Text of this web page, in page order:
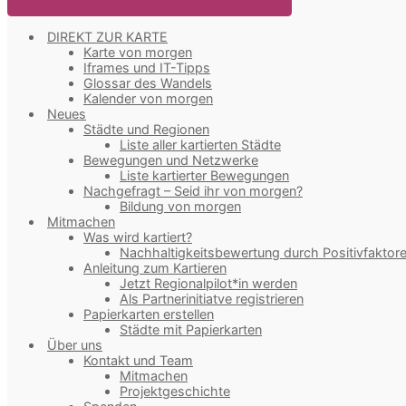
DIREKT ZUR KARTE
Karte von morgen
Iframes und IT-Tipps
Glossar des Wandels
Kalender von morgen
Neues
Städte und Regionen
Liste aller kartierten Städte
Bewegungen und Netzwerke
Liste kartierter Bewegungen
Nachgefragt – Seid ihr von morgen?
Bildung von morgen
Mitmachen
Was wird kartiert?
Nachhaltigkeitsbewertung durch
Anleitung zum Kartieren
Jetzt Regionalpilot*in werden
Als Partnerinitiatve registrieren
Papierkarten erstellen
Städte mit Papierkarten
Über uns
Kontakt und Team
Mitmachen
Projektgeschichte